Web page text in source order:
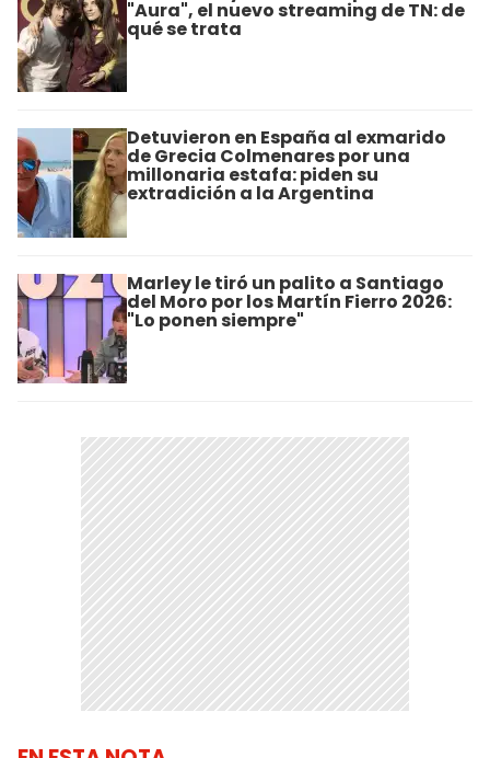
"Aura", el nuevo streaming de TN: de
qué se trata
Detuvieron en España al exmarido
de Grecia Colmenares por una
millonaria estafa: piden su
extradición a la Argentina
Marley le tiró un palito a Santiago
del Moro por los Martín Fierro 2026:
"Lo ponen siempre"